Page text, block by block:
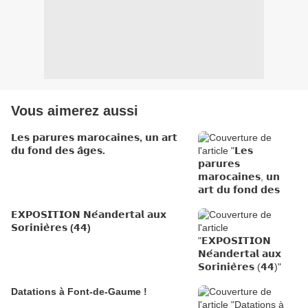
Vous aimerez aussi
𝗟𝗲𝘀 𝗽𝗮𝗿𝘂𝗿𝗲𝘀 𝗺𝗮𝗿𝗼𝗰𝗮𝗶𝗻𝗲𝘀, 𝘂𝗻 𝗮𝗿𝘁
𝗱𝘂 𝗳𝗼𝗻𝗱 𝗱𝗲𝘀 𝗮̂𝗴𝗲𝘀.
𝗘𝗫𝗣𝗢𝗦𝗜𝗧𝗜𝗢𝗡 𝗡𝗲́𝗮𝗻𝗱𝗲𝗿𝘁𝗮𝗹 𝗮𝘂𝘅
𝗦𝗼𝗿𝗶𝗻𝗶𝗲̀𝗿𝗲𝘀 (𝟰𝟰)
Datations à Font-de-Gaume !